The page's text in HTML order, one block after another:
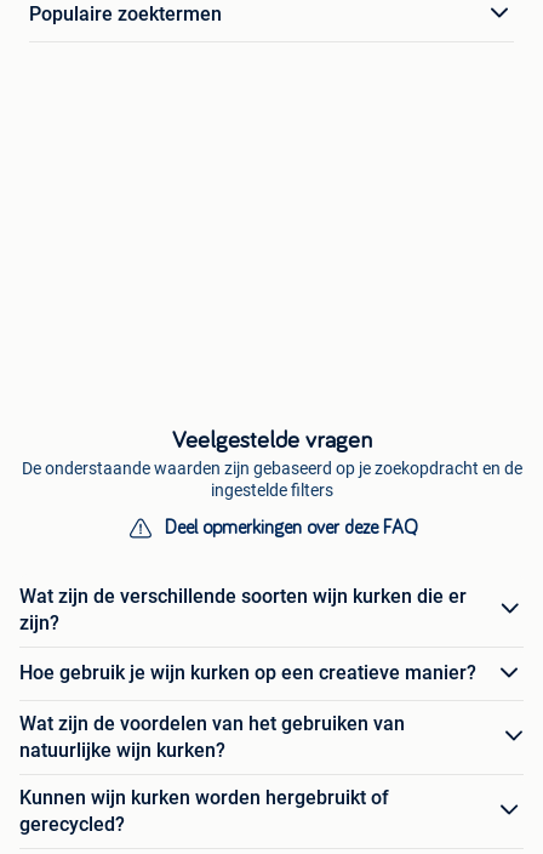
Populaire zoektermen
Veelgestelde vragen
De onderstaande waarden zijn gebaseerd op je zoekopdracht en de
ingestelde filters
Deel opmerkingen over deze FAQ
Wat zijn de verschillende soorten wijn kurken die er
zijn?
Hoe gebruik je wijn kurken op een creatieve manier?
Wat zijn de voordelen van het gebruiken van
natuurlijke wijn kurken?
Kunnen wijn kurken worden hergebruikt of
gerecycled?